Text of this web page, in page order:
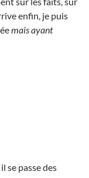
enfin, je puis
mais ayant
se passe des